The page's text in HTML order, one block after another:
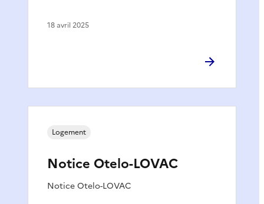
18 avril 2025
Notice Otelo-LOVAC
Notice Otelo-LOVAC
Logement